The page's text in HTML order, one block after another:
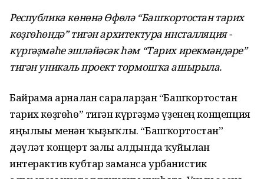
Республика көнөнә Өфөлә “Башҡортостан тарих
көҙгөһөндә” тигән архитектура инсталляция -
күргәҙмәһе эшләйәсәк һәм “Тарих ирекмәндәре”
тигән уникаль проект тормошҡа ашырыла.
Байрамға арналған сараларҙан “Башҡортостан
тарих көҙгөһө” тигән күргәҙмә үҙенең концепция
яңылығы менән ҡыҙыҡлы. “Башҡортостан”
дәүләт концерт залы алдында ҡуйылған
интерактив кубтар заманса урбанистик